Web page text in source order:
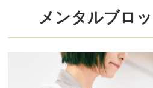
メンタルブロ